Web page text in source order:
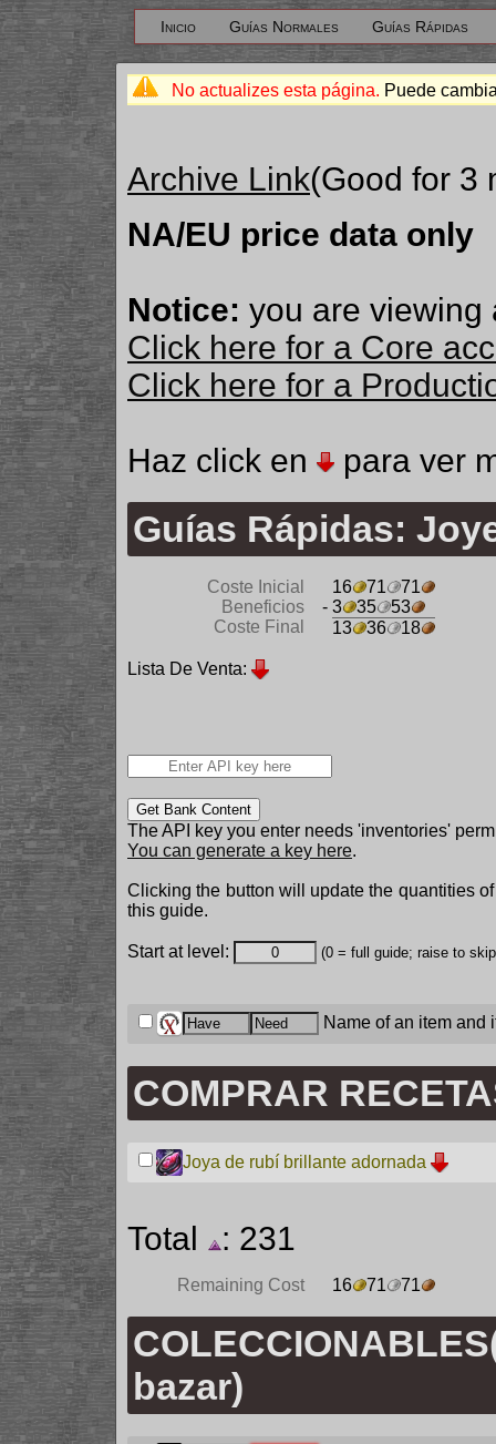
Inicio Guías Normales Guías Rápidas
No actualizes esta página. Puede
Archive Link(Good for 3
NA/EU price data only
Notice: you are viewing
Click here for a Core
Click here for a
Haz click en para ver
Guías Rápidas:
Coste Inicial 16 71
71
Beneficios
- 3 35
53
Coste Final
13 36 18
Lista De Venta:
Get Bank Content
The API key you enter needs 'inventories'
You can generate a key here.
Clicking the button will update the quantities
this guide.
Start at level: (0 = full guide; raise to
Name of an item and
COMPRAR
Joya de rubí brillante adornada
Total : 231
Remaining Cost 16 71 71
bazar)